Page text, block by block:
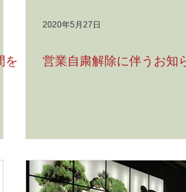
を
2020年5月27日
営業自粛解除に伴うお知